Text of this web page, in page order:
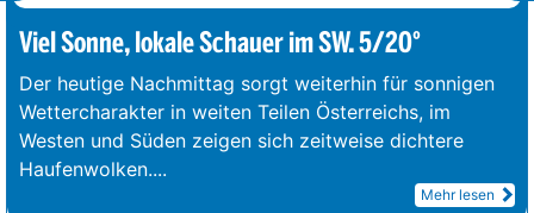
Viel Sonne, lokale Schauer im SW. 5/20°
Der heutige Nachmittag sorgt weiterhin für sonnigen
Wettercharakter in weiten Teilen Österreichs, im
Westen und Süden zeigen sich zeitweise dichtere
Haufenwolken....
Mehr lesen